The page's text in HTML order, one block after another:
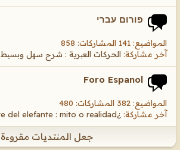
פורום עברי
المواضيع: 141 المشاركات: 858
آخر مشاركة: الحركات العبرية : شرح سهل وبسيط
Foro Espanol
المواضيع: 382 المشاركات: 480
آخر مشاركة: ¿La gente del elefante : mito o realidad?
جعل المنتديات مقروءة